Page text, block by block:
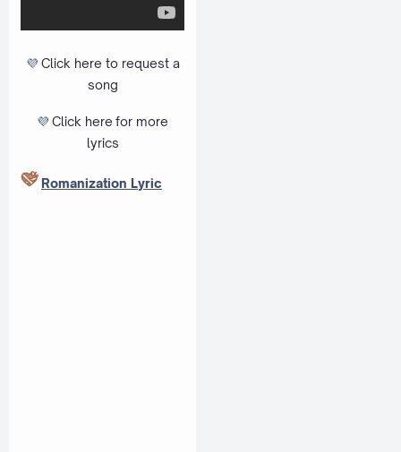
💜 Click here to request a
song
💜 Click here for more
lyrics
Romanization Lyric